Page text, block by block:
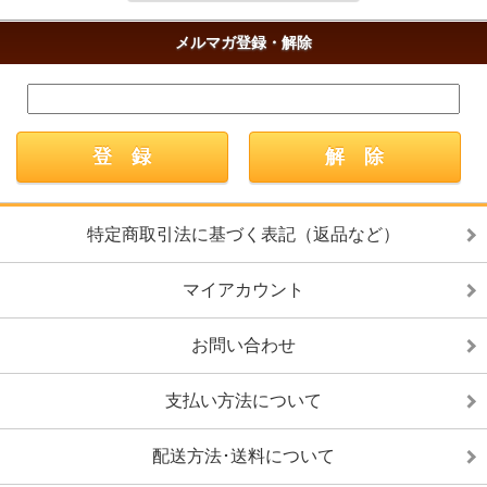
メルマガ登録・解除
特定商取引法に基づく表記（返品など）
マイアカウント
お問い合わせ
支払い方法について
配送方法･送料について